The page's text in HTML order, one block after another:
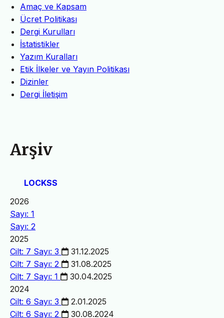
Amaç ve Kapsam
Ücret Politikası
Dergi Kurulları
İstatistikler
Yazım Kuralları
Etik İlkeler ve Yayın Politikası
Dizinler
Dergi İletişim
Arşiv
LOCKSS
2026
Sayı: 1
Sayı: 2
2025
Cilt: 7 Sayı: 3
31.12.2025
Cilt: 7 Sayı: 2
31.08.2025
Cilt: 7 Sayı: 1
30.04.2025
2024
Cilt: 6 Sayı: 3
2.01.2025
Cilt: 6 Sayı: 2
30.08.2024